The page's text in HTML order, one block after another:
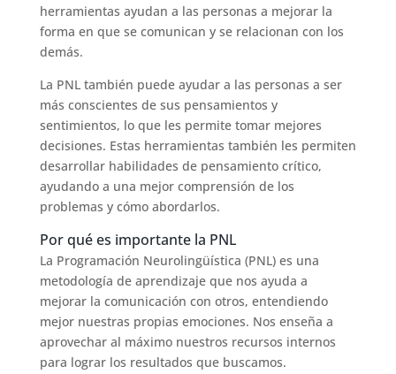
herramientas ayudan a las personas a mejorar la
forma en que se comunican y se relacionan con los
demás.
La PNL también puede ayudar a las personas a ser
más conscientes de sus pensamientos y
sentimientos, lo que les permite tomar mejores
decisiones. Estas herramientas también les permiten
desarrollar habilidades de pensamiento crítico,
ayudando a una mejor comprensión de los
problemas y cómo abordarlos.
Por qué es importante la PNL
La Programación Neurolingüística (PNL) es una
metodología de aprendizaje que nos ayuda a
mejorar la comunicación con otros, entendiendo
mejor nuestras propias emociones. Nos enseña a
aprovechar al máximo nuestros recursos internos
para lograr los resultados que buscamos.